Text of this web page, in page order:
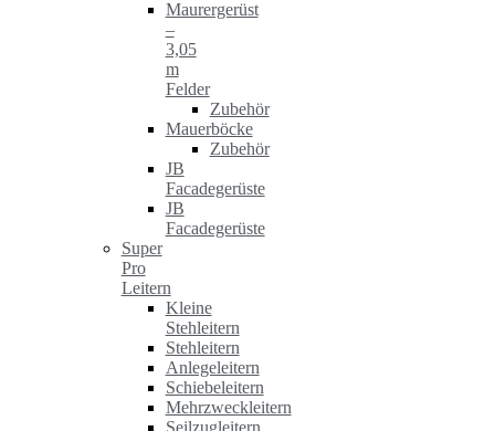
Maurergerüst
–
3,05
m
Felder
Zubehör
Mauerböcke
Zubehör
JB
Facadegerüste
JB
Facadegerüste
Super
Pro
Leitern
Kleine
Stehleitern
Stehleitern
Anlegeleitern
Schiebeleitern
Mehrzweckleitern